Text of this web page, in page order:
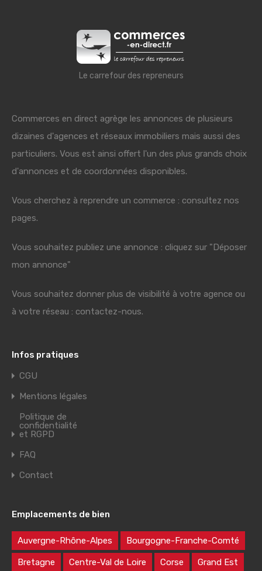
Le carrefour des repreneurs
Commerces en direct agrège les annonces de plusieurs
dizaines d'agences et réseaux immobiliers mais aussi des
particuliers. Vous est ainsi offert l'un des plus grands choix
d'annonces et de coordonnées disponibles.
Vous cherchez à reprendre un commerce : consultez nos
pages.
Vous souhaitez publiez une annonce : cliquez sur "Déposer
mon annonce"
Vous souhaitez donner plus de visibilité à votre agence ou
à votre réseau : contactez-nous.
Infos pratiques
CGU
Mentions légales
Politique de
confidentialité
et RGPD
FAQ
Contact
Emplacements de bien
Auvergne-Rhône-Alpes Bourgogne-Franche-Comté
Bretagne Centre-Val de Loire Corse Grand Est